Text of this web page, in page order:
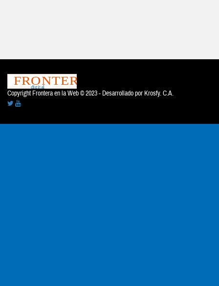
Copyright Frontera en la Web © 2023 - Desarrollado por Krosfy. C.A.